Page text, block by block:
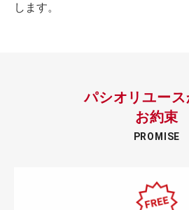
します。
パシオリユー
お約束
PROMISE